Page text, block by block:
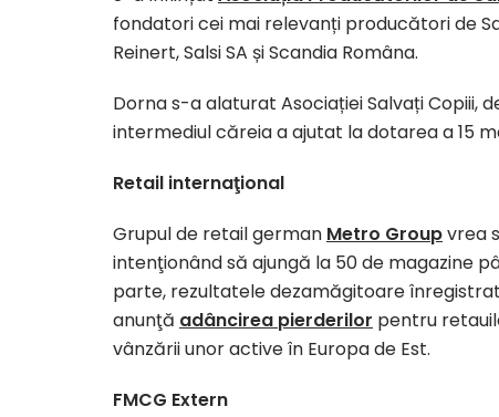
fondatori cei mai relevanți producători de
Reinert, Salsi SA și Scandia Româna.
Dorna s-a alaturat Asociației Salvați Copiii,
intermediul căreia a ajutat la dotarea a 15
Retail internaţional
Grupul de retail german Metro Groupvrea
intenţionând să ajungă la 50 de magazine
parte, rezultatele dezamăgitoare
anunţă adâncirea pierderilor pentru
vânzării unor active în Europa de Est.
FMCG Extern